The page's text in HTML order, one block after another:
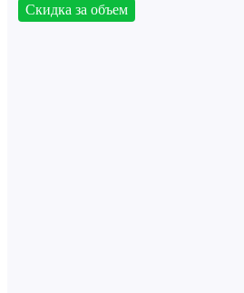
Скидка за объем